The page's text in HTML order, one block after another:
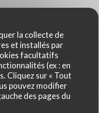
la collecte de
et installés par
facultatifs
(ex : en
Cliquez sur « Tout
pouvez modifier
des pages du